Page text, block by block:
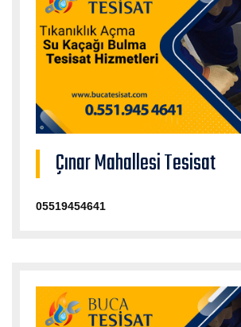
Çınar Mahallesi Tesisat
05519454641